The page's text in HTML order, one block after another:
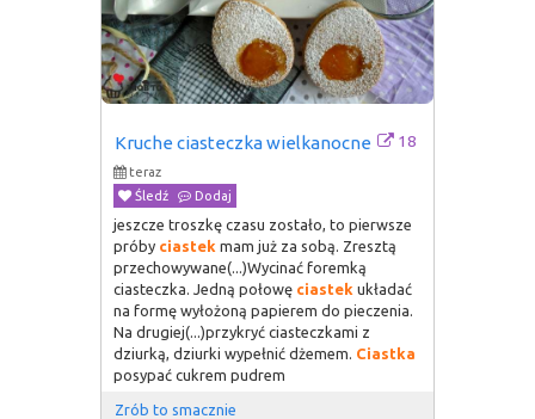
Kruche ciasteczka wielkanocne 18
teraz
Śledź
Dodaj
jeszcze troszkę czasu zostało, to pierwsze
próby ciastek mam już za sobą. Zresztą
przechowywane(...)Wycinać foremką
ciasteczka. Jedną połowę ciastek układać
na formę wyłożoną papierem do pieczenia.
Na drugiej(...)przykryć ciasteczkami z
dziurką, dziurki wypełnić dżemem. Ciastka
posypać cukrem pudrem
Zrób to smacznie